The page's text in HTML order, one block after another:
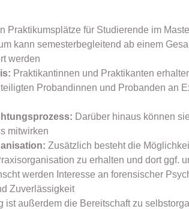
Praktikumsplätze für Studierende im
kann semesterbegleitend ab einem
werden
Praktikantinnen und Praktikanten
Probandinnen und Probanden an
Darüber hinaus können
mitwirken
Zusätzlich besteht die
zu erhalten und dort ggf.
werden Interesse an forensischer
Zuverlässigkeit
ist außerdem die Bereitschaft zu